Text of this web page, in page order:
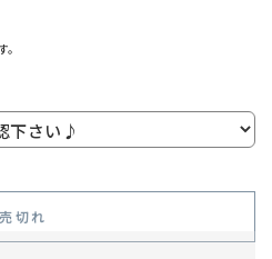
売切れ